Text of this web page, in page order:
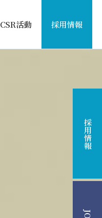
CSR活動 採用情報
採用情報